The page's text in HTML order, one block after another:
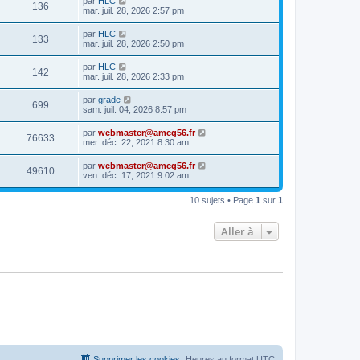
136
mar. juil. 28, 2026 2:57 pm
133 par HLC
mar. juil. 28, 2026 2:50 pm
142 par HLC
mar. juil. 28, 2026 2:33 pm
699 par grade
sam. juil. 04, 2026 8:57 pm
76633 par webmaster@amcg56.fr
mer. déc. 22, 2021 8:30 am
49610 par webmaster@amcg56.fr
ven. déc. 17, 2021 9:02 am
10 sujets • Page 1 sur 1
Aller à